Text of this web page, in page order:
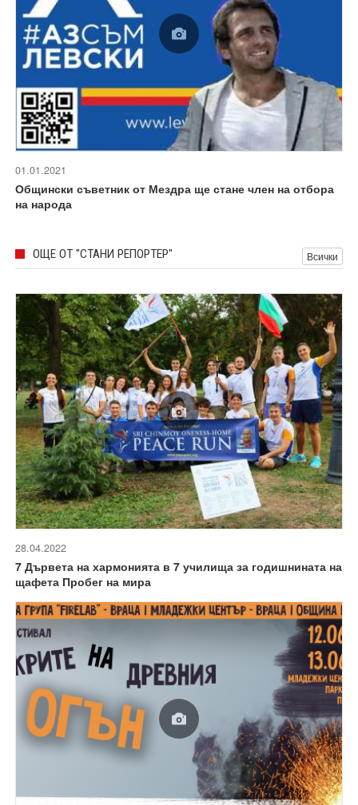
01.01.2021
Общински съветник от Мездра ще стане член на отбора
на народа
ОЩЕ ОТ "СТАНИ РЕПОРТЕР" Всички
28.04.2022
7 Дървета на хармонията в 7 училища за годишнината на
щафета Пробег на мира